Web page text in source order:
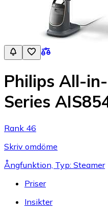
Philips All-
Series
Rank 46
Skriv omdöme
Ångfunktion, Typ: Steamer
Priser
Insikter